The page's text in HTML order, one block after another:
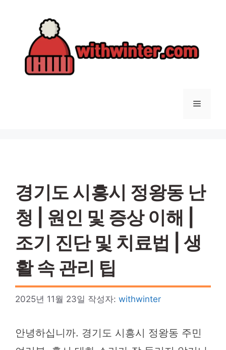
메
경기도 시흥시 정왕동 난
청 | 원인 및 증상 이해 |
조기 진단 및 치료법 | 생
활 속 관리 팁
2025년 11월 23일 작성자: withwinter
안녕하십니까. 경기도 시흥시 정왕동 주민